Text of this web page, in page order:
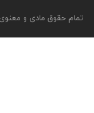
تمام حقوق مادی و